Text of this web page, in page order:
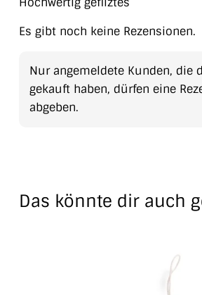
Es gibt noch keine Rezensionen.
Nur angemeldete Kunden, die
gekauft haben, dürfen eine
abgeben.
Das könnte dir auch